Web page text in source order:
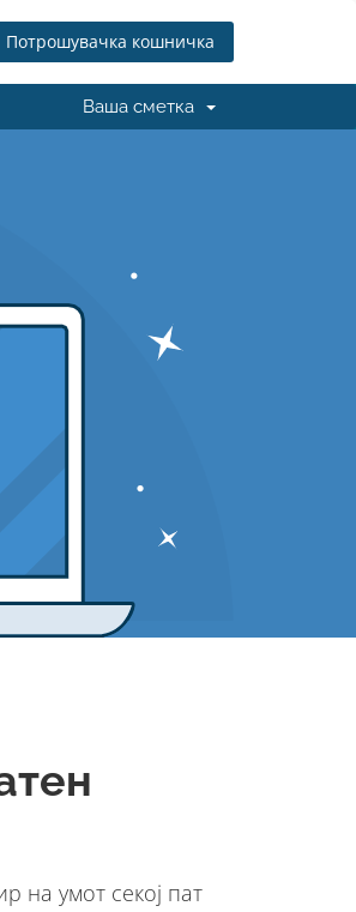
Потрошувачка кошничка
Ваша сметка
на умот секој пат